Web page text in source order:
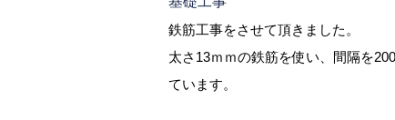
鉄筋工事をさせて頂きました。
太さ13ｍｍの鉄筋を使い、間隔を
ています。